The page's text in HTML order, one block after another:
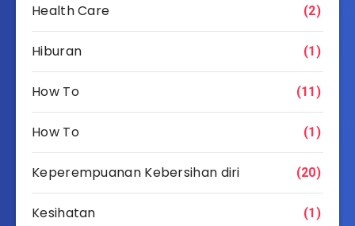
Health Care (2)
Hiburan (1)
How To (11)
How To (1)
Keperempuanan Kebersihan diri (20)
Kesihatan (1)